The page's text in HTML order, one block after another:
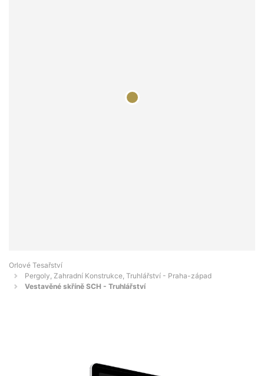
Orlové Tesařství
Pergoly, Zahradní Konstrukce, Truhlářství - Praha-západ
Vestavěné skříně SCH - Truhlářství